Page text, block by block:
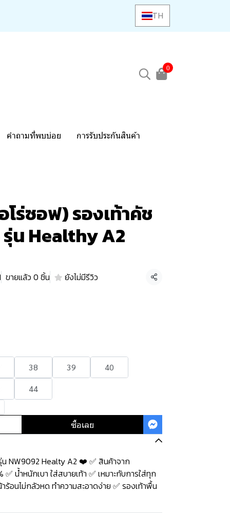
TH
0
คำถามที่พบบ่อย การรับประกันสินค้า
ร่ซอฟ) รองเท้าคัช
น Healthy A2
ขายแล้ว 0 ชิ้น ยังไม่มีรีวิว แชร์
38 39
40
44
ซื้อเลย
NW9092 Healty A2 ❤️ ✅ สินค้าจาก
✅ น้ำหนักเบา ใส่สบายเท้า ✅ เหมาะกับการใส่ทุก
ร้อนไม่กลัวหด ทำความสะอาดง่าย ✅ รองเท้าพื้น